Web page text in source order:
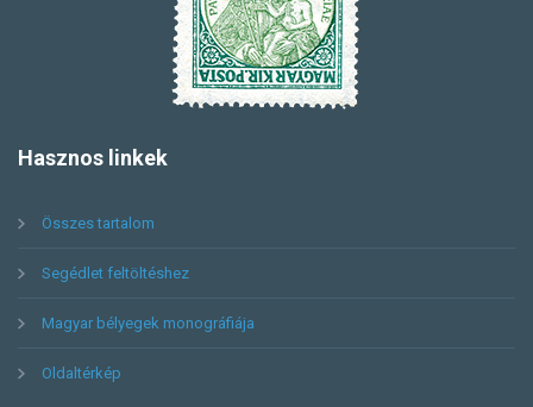
Hasznos linkek
Összes tartalom
Segédlet feltöltéshez
Magyar bélyegek monográfiája
Oldaltérkép